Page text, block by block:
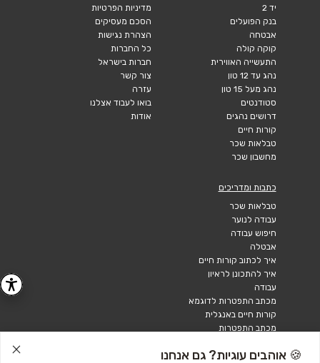
יד 2
בנק הפועלים
אבטחה
קוקה קולה
התעשייה האווירית
נהג עד 12 טון
נהג מעל 15 טון
סטודנטים
דרושים נהגים
קורות חיים
טבלאות שכר
מחשבון שכר
מדיניות הפרטיות
הסכם מעסיקים
הצהרת נגישות
כל החברות
חברות בישראל
צור קשר
עזרה
בואו לעבוד אצלנו
אודות
כתבות ומדריכים
טבלאות שכר
עבודה לנוער
חיפוש עבודה
אבטלה
איך לכתוב קורות חיים
איך להתכונן לראיון
עבודה
מכתב התפטרות לדוגמא
קורות חיים באנגלית
מכתב התפטרות
🍪 אוהבים עוגיות? גם אנחנו